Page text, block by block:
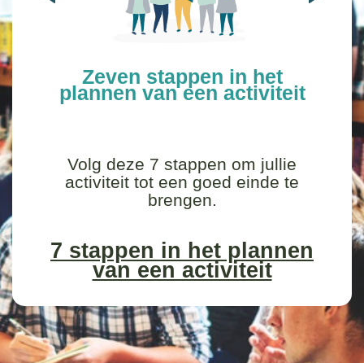
Zeven stappen in het
plannen van een activiteit
Volg deze 7 stappen om jullie
activiteit tot een goed einde te
brengen.
7 stappen in het plannen
van een activiteit